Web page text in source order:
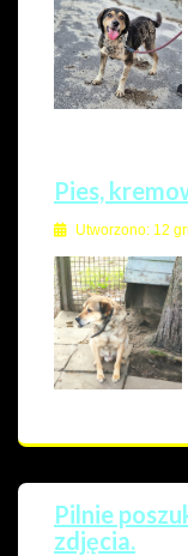
Pies,
Utworzono: 12
Pilnie
zdjęcia.